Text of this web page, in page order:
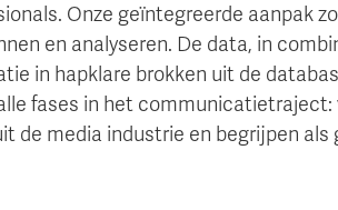
Onze geïntegreerde aanpak
en analyseren. De data, in
in hapklare brokken uit de
fases in het
de media industrie en begrijpen